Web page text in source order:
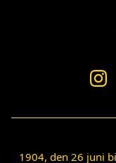
1904, den 26 juni